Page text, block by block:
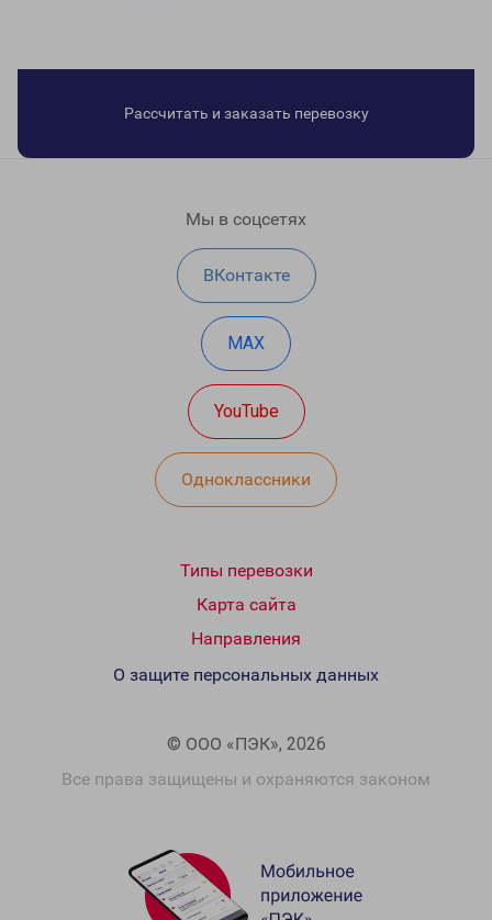
Рассчитать и заказать перевозку
Мы в соцсетях
ВКонтакте
MAX
YouTube
Одноклассники
Типы перевозки
Карта сайта
Направления
© ООО «ПЭК», 2026
Все права защищены и охраняются законом
О защите персональных данных